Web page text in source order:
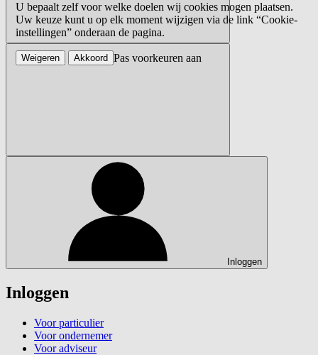
Inloggen
Inloggen
Voor particulier
Voor ondernemer
Voor adviseur
U bepaalt zelf voor welke doelen wij cookies mogen plaatsen.
Uw keuze kunt u op elk moment wijzigen via de link “Cookie-
instellingen” onderaan de pagina.
Pas voorkeuren aan
Weigeren Akkoord